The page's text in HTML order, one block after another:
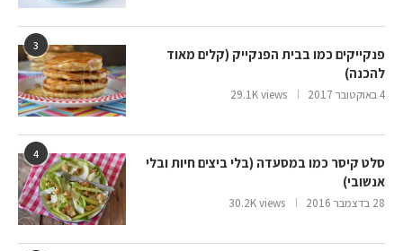
3
פנקייקים כמו בבית הפנקייק (קלים מאוד
להכנה)
4 באוקטובר 2017 29.1K views
4
סלט קיסר כמו במסעדה (בלי ביצים חיות ובלי
אנשובי)
28 בדצמבר 2016 30.2K views